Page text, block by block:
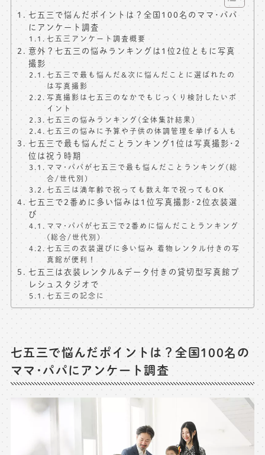
七五三で悩んだポイントは？全国100名のママ･パパ
にアンケート調査
七五三アンケート調査概要
意外？七五三の悩みランキングは1位2位ともに写真
撮影
七五三で最も悩んだ&次に悩んだことに選ばれたの
は写真撮影
写真撮影は七五三のなかでもじっくり検討したいポ
イント
七五三の悩みランキング(全体集計結果)
七五三の悩みに予算や子供の体調管理を挙げる人も
七五三で最も悩んだことランキング1位は写真撮影･2
位は祝う時期
ママ･パパが七五三で最も悩んだことランキング(総
合/世代別)
七五三は満年齢で祝っても数え年で祝ってもOK
七五三で2番めに多い悩みは1位写真撮影･2位衣装選
び
ママ･パパが七五三で2番めに悩んだことランキング
(総合/世代別)
七五三の衣装選びに多い悩み 着物レンタル付きの写
真館が便利！
七五三は衣装レンタル&データ付きの貸切型写真館プ
レシュスタジオで
七五三の記念に
七五三で悩んだポイントは？全国100名の
ママ･パパにアンケート調査